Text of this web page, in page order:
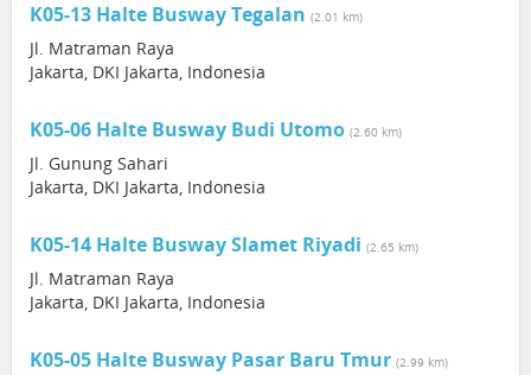
K05-13 Halte Busway Tegalan (2.01 km)
Jl. Matraman Raya
Jakarta, DKI Jakarta, Indonesia
K05-06 Halte Busway Budi Utomo (2.60 km)
Jl. Gunung Sahari
Jakarta, DKI Jakarta, Indonesia
K05-14 Halte Busway Slamet Riyadi (2.65 km)
Jl. Matraman Raya
Jakarta, DKI Jakarta, Indonesia
K05-05 Halte Busway Pasar Baru Tmur (2.99 km)